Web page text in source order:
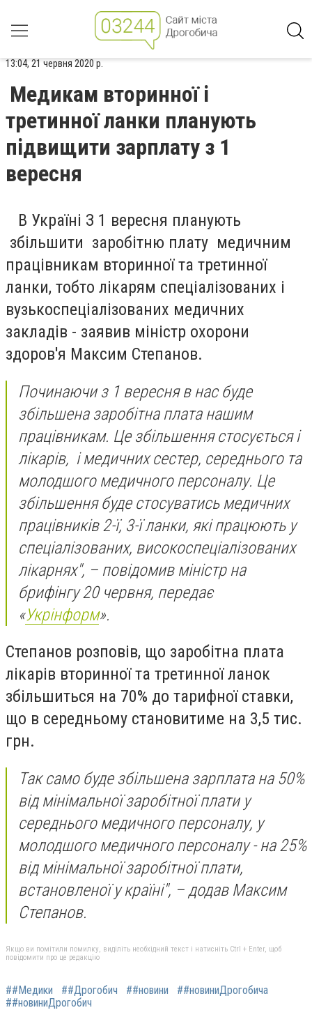
13:04, 21 червня 2020 р.
Медикам вторинної і
третинної ланки планують
підвищити зарплату з 1
вересня
В Україні З 1 вересня планують
збільшити заробітню плату медичним
працівникам вторинної та третинної
ланки, тобто лікарям спеціалізованих і
вузькоспеціалізованих медичних
закладів - заявив міністр охорони
здоров'я Максим Степанов.
Починаючи з 1 вересня в нас буде
збільшена заробітна плата нашим
працівникам. Це збільшення стосується і
лікарів, і медичних сестер, середнього та
молодшого медичного персоналу. Це
збільшення буде стосуватись медичних
працівників 2-ї, 3-ї ланки, які працюють у
спеціалізованих, високоспеціалізованих
лікарнях", – повідомив міністр на
брифінгу 20 червня, передає
«Укрінформ».
Степанов розповів, що заробітна плата
лікарів вторинної та третинної ланок
збільшиться на 70% до тарифної ставки,
що в середньому становитиме на 3,5 тис.
грн.
Так само буде збільшена зарплата на 50%
від мінімальної заробітної плати у
середнього медичного персоналу, у
молодшого медичного персоналу - на 25%
від мінімальної заробітної плати,
встановленої у країні", – додав Максим
Степанов.
Якщо ви помітили помилку, виділіть необхідний текст і натисніть Ctrl + Enter, щоб
повідомити про це редакцію
##Медики ##Дрогобич ##новини
##новиниДрогобича
##новиниДрогобич